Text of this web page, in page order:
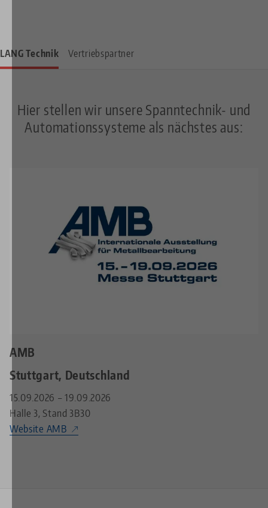
LANG Technik Vertriebspartner
Hier stellen wir unsere Spanntechnik- und
Automationssysteme als nächstes aus:
AMB
Stuttgart, Deutschland
15.09.2026
19.09.2026
Halle 3 Stand 3B30
Website AMB